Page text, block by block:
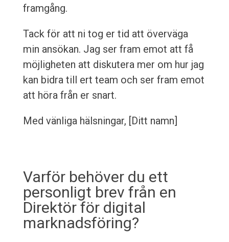
framgång.
Tack för att ni tog er tid att överväga
min ansökan. Jag ser fram emot att få
möjligheten att diskutera mer om hur jag
kan bidra till ert team och ser fram emot
att höra från er snart.
Med vänliga hälsningar, [Ditt namn]
Varför behöver du ett
personligt brev från en
Direktör för digital
marknadsföring?